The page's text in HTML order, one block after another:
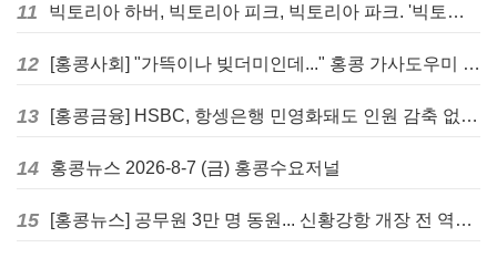
11 빅토리아 하버, 빅토리아 피크, 빅토리아 파크. '빅토리아’의 이름은 어떻게 온 걸까? - [이승권 원장의 생활칼럼]
12 [홍콩사회] "가뜩이나 빚더미인데..." 홍콩 가사도우미 대출 전면 금지 촉구
13 [홍콩금융] HSBC, 항셍은행 민영화돼도 인원 감축 없다... 독립 브랜드 유지
14 홍콩뉴스 2026-8-7 (금) 홍콩수요저널
15 [홍콩뉴스] 공무원 3만 명 동원... 신황강항 개장 전 역대급 훈련 실시